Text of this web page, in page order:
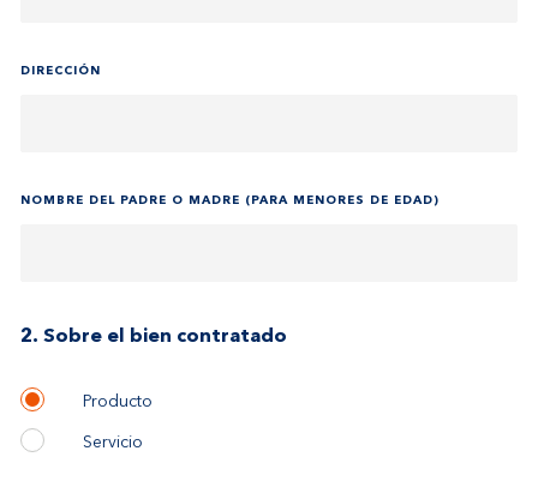
DIRECCIÓN
NOMBRE DEL PADRE O MADRE (PARA MENORES DE EDAD)
2. Sobre el bien contratado
Producto
Servicio